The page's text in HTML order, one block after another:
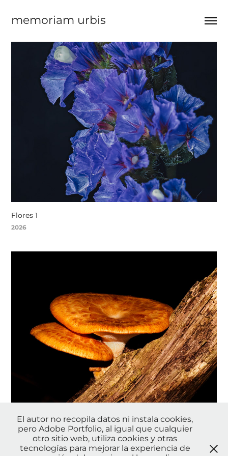
memoriam urbis
Flores 1
2026
Hongos 1
El autor no recopila datos ni instala cookies,
pero Adobe Portfolio, al igual que cualquier
otro sitio web, utiliza cookies y otras
tecnologías para mejorar la experiencia de